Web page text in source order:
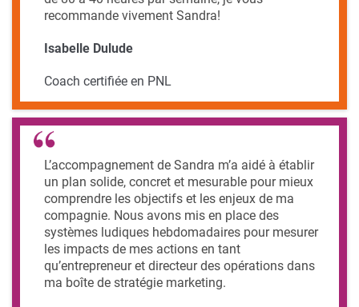
recommande vivement Sandra!
Isabelle Dulude
Coach certifiée en PNL
L’accompagnement de Sandra m’a aidé à établir
un plan solide, concret et mesurable pour mieux
comprendre les objectifs et les enjeux de ma
compagnie. Nous avons mis en place des
systèmes ludiques hebdomadaires pour mesurer
les impacts de mes actions en tant
qu’entrepreneur et directeur des opérations dans
ma boîte de stratégie marketing.